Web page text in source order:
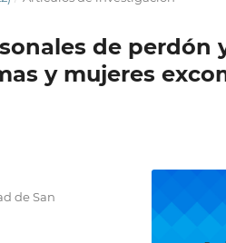
de perdón
y mujeres
de San